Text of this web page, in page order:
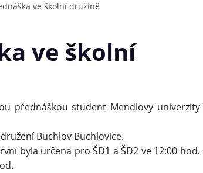
ve školní družině
ve školní
přednáškou student Mendlovy univerzity
Buchlov Buchlovice.
byla určena pro ŠD1 a ŠD2 ve 12:00 hod.